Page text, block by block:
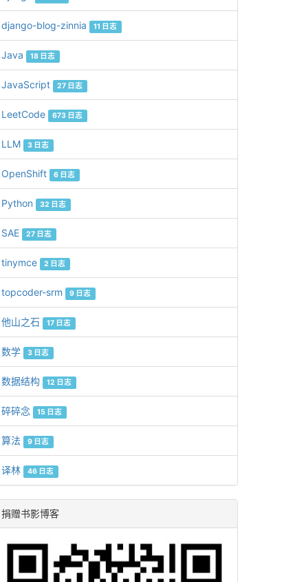
django-blog-zinnia 11 日志
Java 18 日志
JavaScript 27 日志
LeetCode 673 日志
LLM 3 日志
OpenShift 6 日志
Python 32 日志
SAE 27 日志
tinymce 2 日志
topcoder-srm 9 日志
他山之石 17 日志
数学 3 日志
数据结构 12 日志
碎碎念 15 日志
算法 9 日志
译林 46 日志
捐赠书影博客